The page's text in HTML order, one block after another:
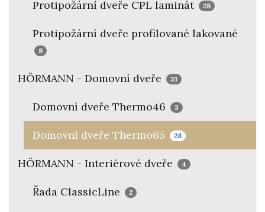
Protipožární dveře CPL laminát 28
Protipožární dveře profilované lakované
8
HÖRMANN - Domovní dveře 31
Domovní dveře Thermo46 3
Domovní dveře Thermo65 28
HÖRMANN - Interiérové dveře 4
Řada ClassicLine 2